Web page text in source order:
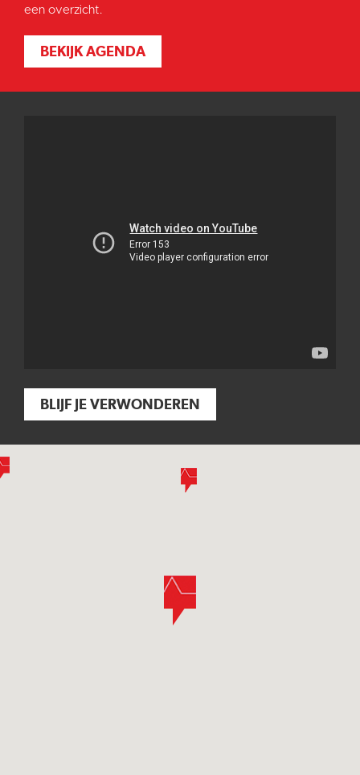
een overzicht.
BEKIJK AGENDA
BLIJF JE VERWONDEREN